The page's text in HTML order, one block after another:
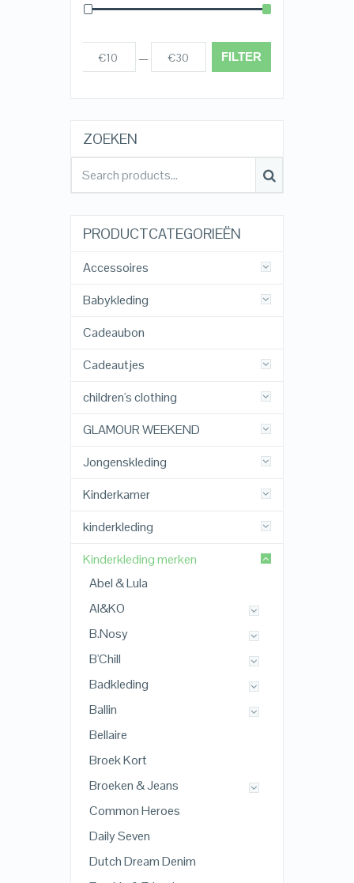
FILTER
€10 — €30
ZOEKEN
PRODUCTCATEGORIEËN
Accessoires
Babykleding
Cadeaubon
Cadeautjes
children's clothing
GLAMOUR WEEKEND
Jongenskleding
Kinderkamer
kinderkleding
Kinderkleding merken
Abel & Lula
AI&KO
B.Nosy
B'Chill
Badkleding
Ballin
Bellaire
Broek Kort
Broeken & Jeans
Common Heroes
Daily Seven
Dutch Dream Denim